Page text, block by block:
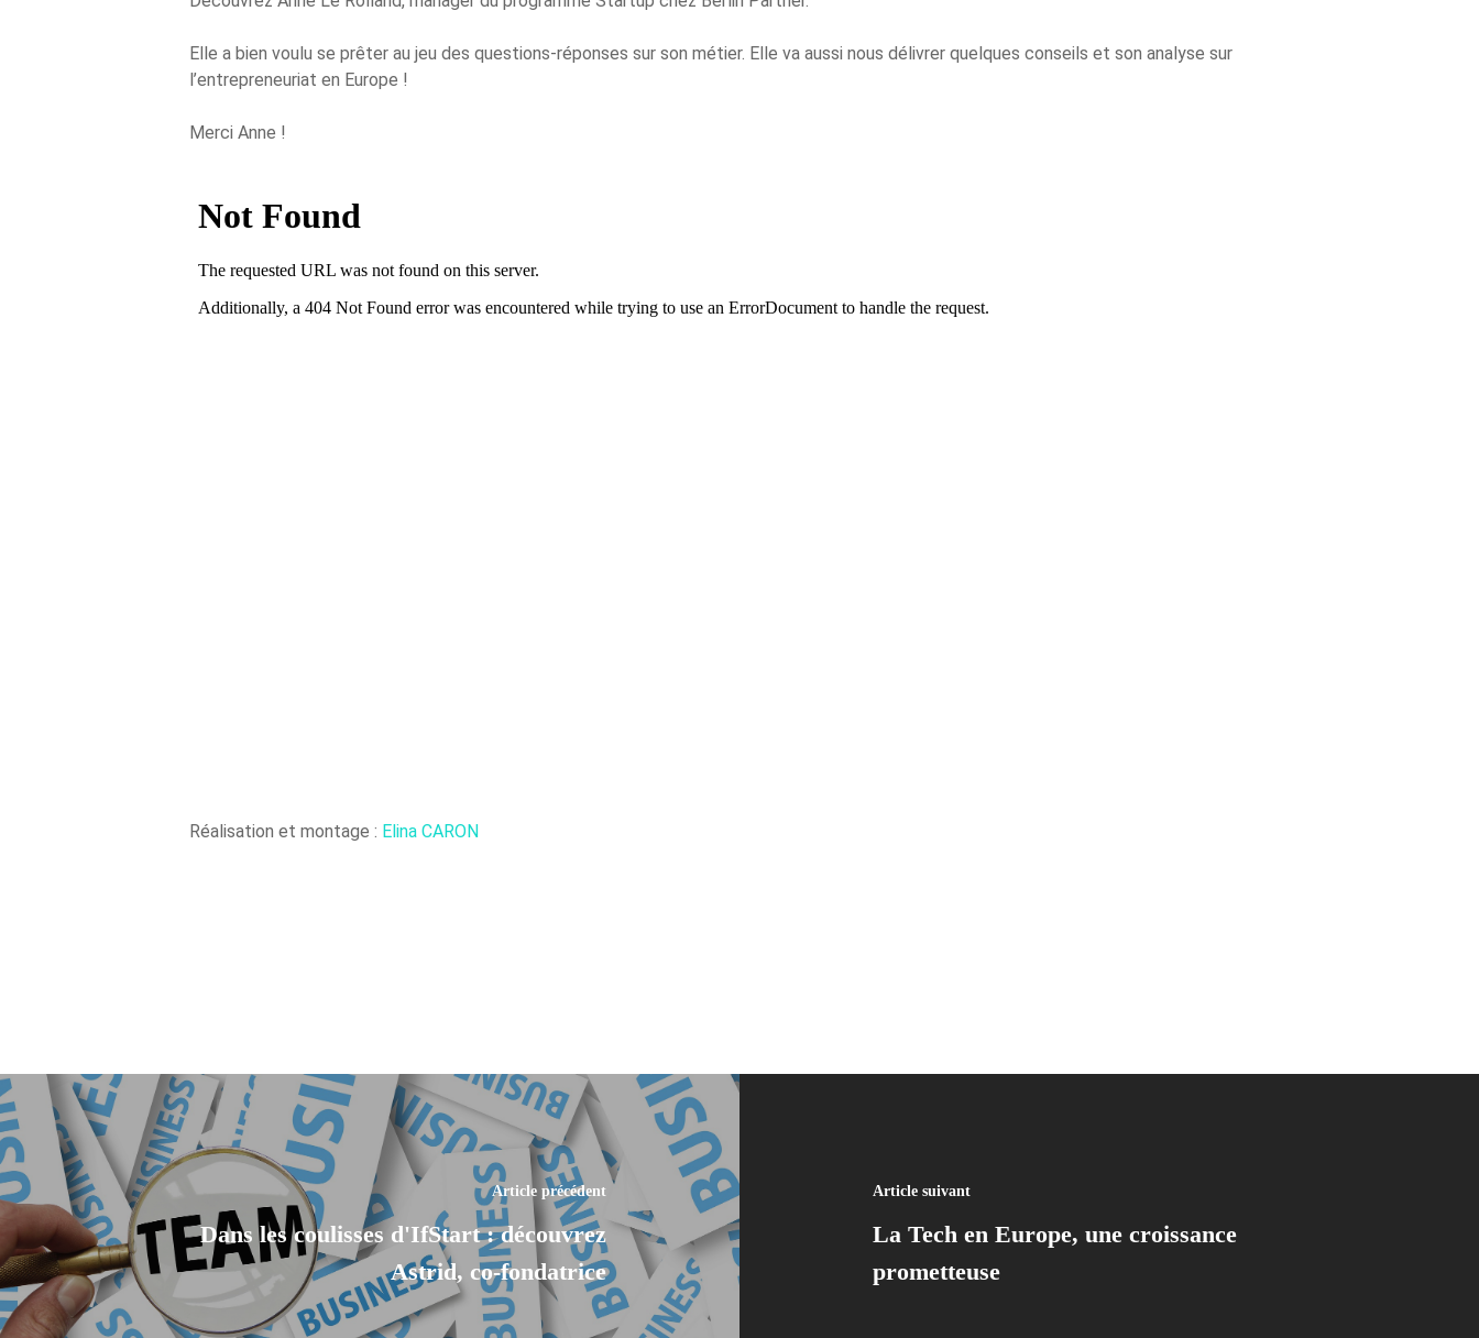
Elle a bien voulu se prêter au jeu des questions-réponses sur son métier. Elle va aussi nous délivrer quelques conseils et son analyse sur
l’entrepreneuriat en Europe !
Merci Anne !
Réalisation et montage : Elina CARON
Article précédent
Dans les coulisses d'IfStart : découvrez
Astrid, co-fondatrice
Article suivant
La Tech en Europe, une croissance
prometteuse